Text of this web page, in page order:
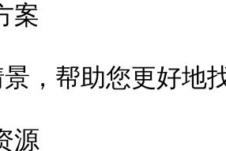
案
，帮助您更好地
源